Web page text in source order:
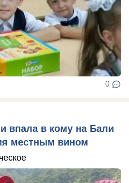
0
впала в кому на Бали
местным вином